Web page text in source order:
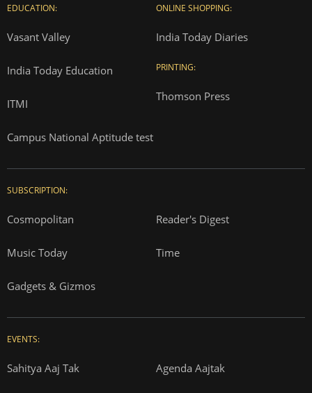
EDUCATION:
Vasant Valley
India Today Education
ITMI
Campus National Aptitude test
ONLINE SHOPPING:
India Today Diaries
PRINTING:
Thomson Press
SUBSCRIPTION:
Cosmopolitan Reader's Digest
Music Today Time
Gadgets & Gizmos
EVENTS:
Sahitya Aaj Tak Agenda Aajtak